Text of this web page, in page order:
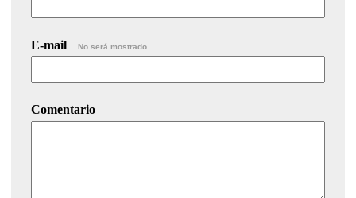
E-mail No será mostrado.
Comentario